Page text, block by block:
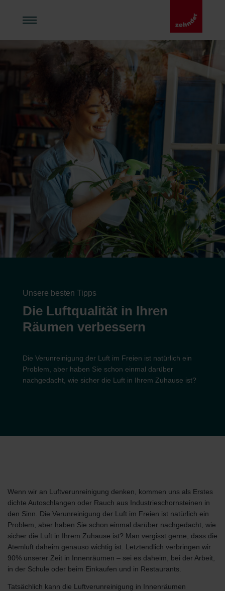
Unsere besten Tipps
Die Luftqualität in Ihren
Räumen verbessern
Die Verunreinigung der Luft im Freien ist natürlich ein
Problem, aber haben Sie schon einmal darüber
nachgedacht, wie sicher die Luft in Ihrem Zuhause ist?
Wenn wir an Luftverunreinigung denken, kommen uns als Erstes
dichte Autoschlangen oder Rauch aus Industrieschornsteinen in
den Sinn. Die Verunreinigung der Luft im Freien ist natürlich ein
Problem, aber haben Sie schon einmal darüber nachgedacht, wie
sicher die Luft in Ihrem Zuhause ist? Man vergisst gerne, dass die
Atemluft daheim genauso wichtig ist. Letztendlich verbringen wir
90% unserer Zeit in Innenräumen – sei es daheim, bei der Arbeit,
in der Schule oder beim Einkaufen und in Restaurants.
Tatsächlich kann die Luftverunreinigung in Innenräumen